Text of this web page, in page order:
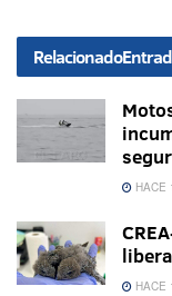
Relacionado
HACE
HACE